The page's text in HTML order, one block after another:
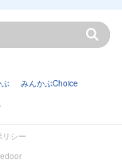
みんかぶChoice
リシー